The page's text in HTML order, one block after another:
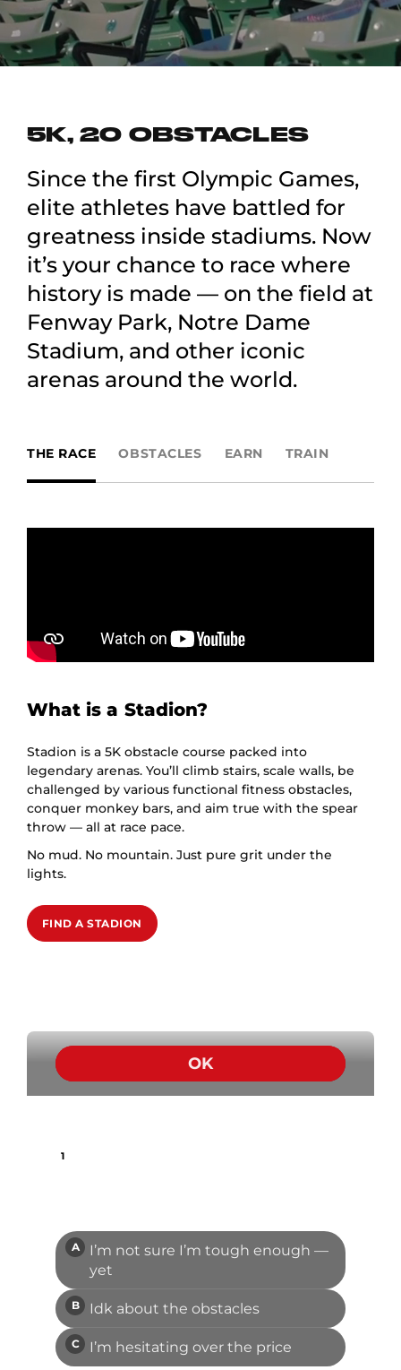
5K, 20 OBSTACLES
Since the first Olympic Games,
elite athletes have battled for
greatness inside stadiums. Now
it’s your chance to race where
history is made — on the field at
Fenway Park, Notre Dame
Stadium, and other iconic
arenas around the world.
THE RACE OBSTACLES EARN TRAIN
What is a Stadion?
Stadion is a 5K obstacle course packed into
legendary arenas. You’ll climb stairs, scale walls, be
challenged by various functional fitness obstacles,
conquer monkey bars, and aim true with the spear
throw — all at race pace.
No mud. No mountain. Just pure grit under the
lights.
FIND A STADION